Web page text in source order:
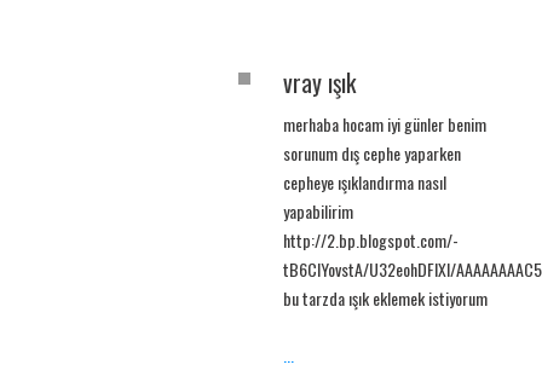
vray ışık
merhaba hocam iyi günler benim
sorunum dış cephe yaparken
cepheye ışıklandırma nasıl
yapabilirim
http://2.bp.blogspot.com/-
tB6CIYovstA/U32eohDFlXI/
bu tarzda ışık eklemek istiyorum